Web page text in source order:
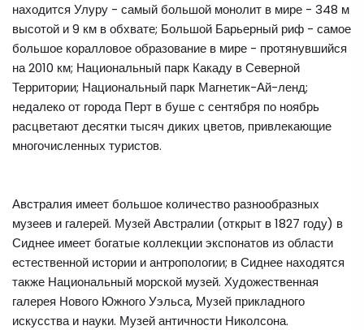
находится Улуру - самый большой монолит в мире - 348 м
высотой и 9 км в обхвате; Большой Барьерный риф - самое
большое коралловое образование в мире - протянувшийся
на 2010 км; Национальный парк Какаду в Северной
Территории; Национальный парк Магнетик-Ай-ленд;
недалеко от города Перт в буше с сентября по ноябрь
расцветают десятки тысяч диких цветов, привлекающие
многочисленных туристов.
Австралия имеет большое количество разнообразных
музеев и галерей. Музей Австралии (открыт в 1827 году) в
Сиднее имеет богатые коллекции экспонатов из области
естественной истории и антропологии; в Сиднее находятся
также Национальный морской музей. Художественная
галерея Нового Южного Уэльса, Музей прикладного
искусства и науки. Музей античности Николсона.